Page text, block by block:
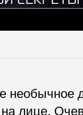
необычное
лице.